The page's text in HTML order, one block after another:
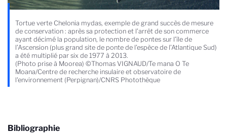
Tortue verte Chelonia mydas, exemple de grand succès de mesure
de conservation : après sa protection et l’arrêt de son commerce
ayant décimé la population, le nombre de pontes sur l’île de
l’Ascension (plus grand site de ponte de l’espèce de l’Atlantique Sud)
a été multiplié par six de 1977 à 2013.
(Photo prise à Moorea) ©Thomas VIGNAUD/Te mana O Te
Moana/Centre de recherche insulaire et observatoire de
l'environnement (Perpignan)/CNRS Photothèque
Bibliographie